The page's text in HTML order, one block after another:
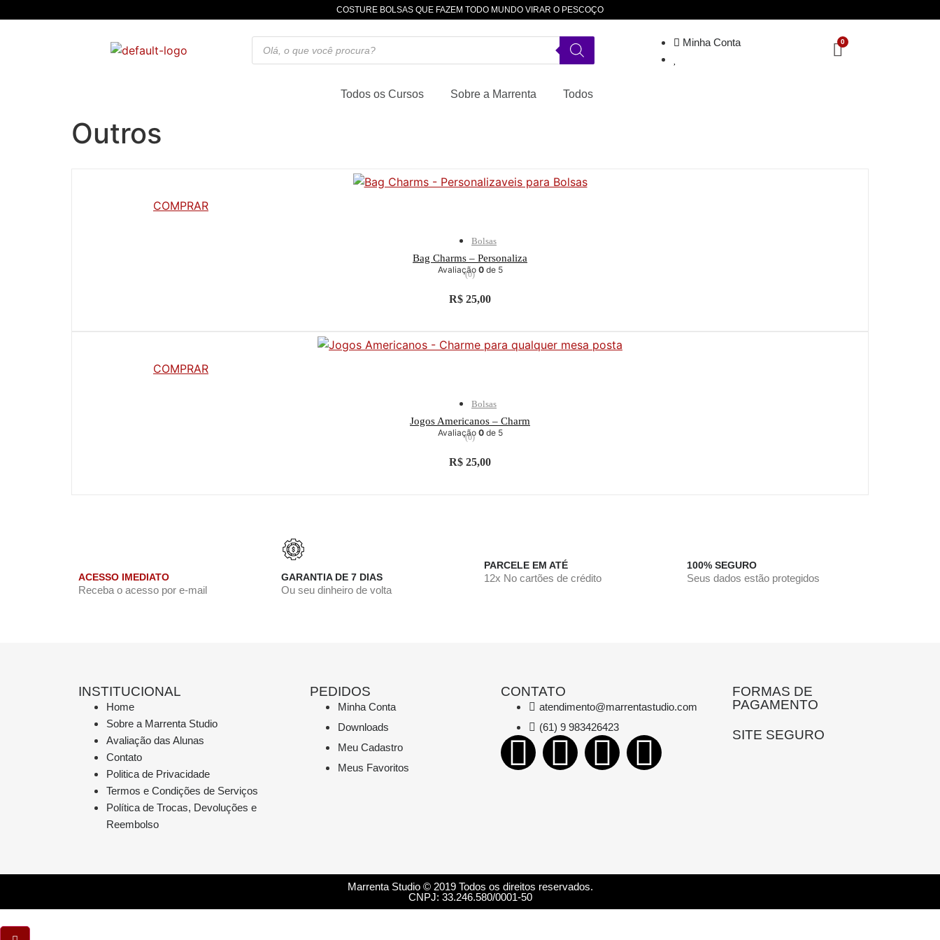
COSTURE BOLSAS QUE FAZEM TODO MUNDO VIRAR O PESCOÇO
Minha Conta
Todos os Cursos Sobre a Marrenta Todos
Outros
COMPRAR
Bolsas
Bag Charms – Personaliza
Avaliação 0de 5
(0)
R$ 25,00
COMPRAR
Bolsas
Jogos Americanos – Charm
Avaliação 0de 5
(0)
R$ 25,00
ACESSO IMEDIATO
Receba o acesso por e-mail
GARANTIA DE 7 DIAS
Ou seu dinheiro de volta
PARCELE EM ATÉ
12x No cartões de crédito
100% SEGURO
Seus dados estão protegidos
INSTITUCIONAL
Home
Sobre a Marrenta Studio
Avaliação das Alunas
Contato
Politica de Privacidade
Termos e Condições de Serviços
Política de Trocas, Devoluções e
Reembolso
PEDIDOS
Minha Conta
Downloads
Meu Cadastro
Meus Favoritos
CONTATO
atendimento@marrentastudio.com
(61) 9 983426423
FORMAS DE
PAGAMENTO
SITE SEGURO
Marrenta Studio © 2019 Todos os direitos reservados.
CNPJ: 33.246.580/0001-50